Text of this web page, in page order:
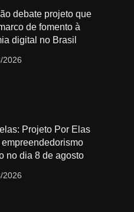
debate projeto que
de fomento à
digital no Brasil
2026
Projeto Por Elas
no dia 8 de agosto
2026